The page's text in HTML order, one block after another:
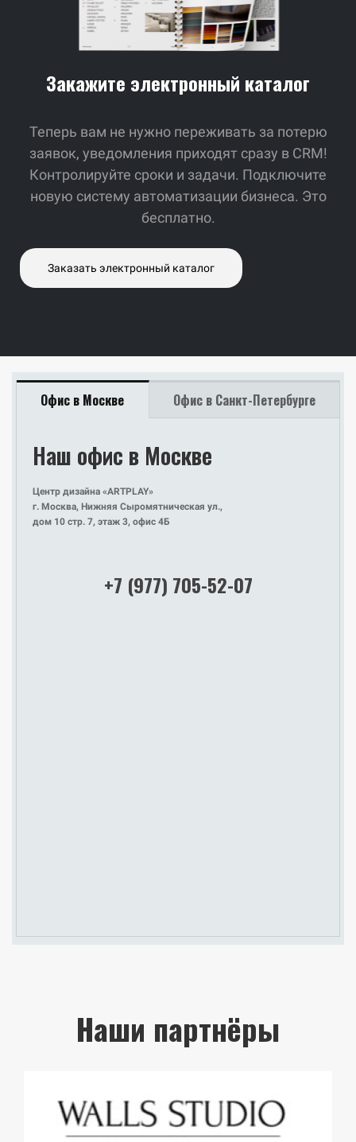
Закажите электронный каталог
Теперь вам не нужно переживать за потерю
заявок, уведомления приходят сразу в CRM!
Контролируйте сроки и задачи. Подключите
новую систему автоматизации бизнеса. Это
бесплатно.
Заказать электронный каталог
Офис в Москве Офис в Санкт-Петербурге
Наш офис в Москве
Центр дизайна «ARTPLAY»
г. Москва, Нижняя Сыромятническая ул.,
дом 10 стр. 7, этаж 3, офис 4Б
+7 (977) 705-52-07
Наш офис
в Санкт-Петербурге
Design District DAA
Наши партнёры